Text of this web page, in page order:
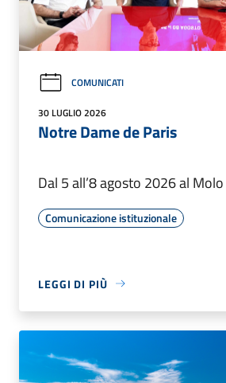
COMUNICATI
30 LUGLIO 2026
Notre Dame de Paris
Dal 5 all’8 agosto 2026 al
Comunicazione istituzionale
LEGGI DI PIÙ